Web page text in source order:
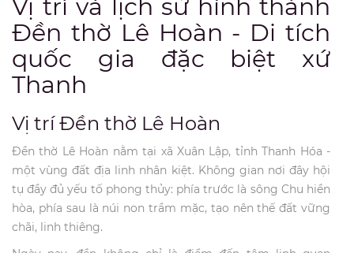
Vị trí và lịch sử hình thành
Đền thờ Lê Hoàn - Di tích
quốc gia đặc biệt xứ
Thanh
Vị trí Đền thờ Lê Hoàn
Đền thờ Lê Hoàn nằm tại xã Xuân Lập, tỉnh Thanh Hóa -
một vùng đất địa linh nhân kiệt. Không gian nơi đây hội
tụ đầy đủ yếu tố phong thủy: phía trước là sông Chu hiền
hòa, phía sau là núi non trầm mặc, tạo nên thế đất vững
chãi, linh thiêng.